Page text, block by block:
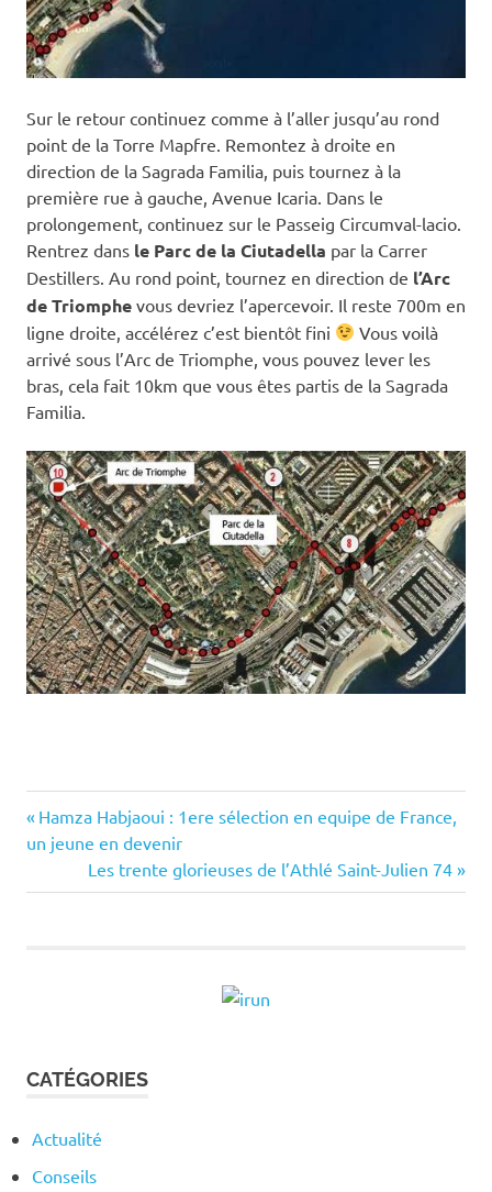
Sur le retour continuez comme à l’aller jusqu’au rond
point de la Torre Mapfre. Remontez à droite en
direction de la Sagrada Familia, puis tournez à la
première rue à gauche, Avenue Icaria. Dans le
prolongement, continuez sur le Passeig Circumval-lacio.
Rentrez dans le Parc de la Ciutadella par la Carrer
Destillers. Au rond point, tournez en direction de l’Arc
de Triomphe vous devriez l’apercevoir. Il reste 700m en
ligne droite, accélérez c’est bientôt fini
Vous voilà
arrivé sous l’Arc de Triomphe, vous pouvez lever les
bras, cela fait 10km que vous êtes partis de la Sagrada
Familia.
Navigation
Previous
Post:
Hamza Habjaoui : 1ere sélection en equipe de France,
un jeune en devenir
Next
Post:
Les trente glorieuses de l’Athlé Saint-Julien 74
CATÉGORIES
Actualité
Conseils